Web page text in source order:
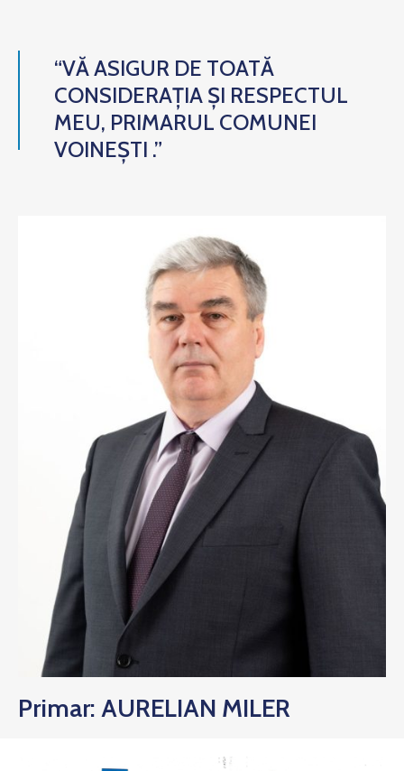
“VĂ ASIGUR DE TOATĂ
CONSIDERAȚIA ȘI RESPECTUL
MEU, PRIMARUL COMUNEI
VOINEȘTI .”
Primar: AURELIAN MILER